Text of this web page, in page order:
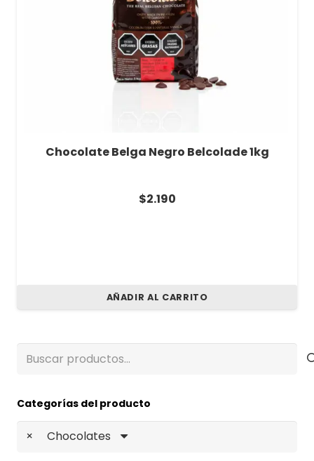
Chocolate Belga Negro Belcolade 1kg
$2.190
AÑADIR AL CARRITO
Buscar
Categorías del producto
× Chocolates